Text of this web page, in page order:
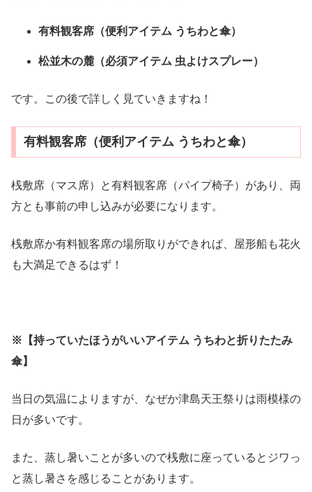
有料観客席（便利アイテム うちわと傘）
松並木の麓（必須アイテム 虫よけスプレー）
です。この後で詳しく見ていきますね！
有料観客席（便利アイテム うちわと傘）
桟敷席（マス席）と有料観客席（パイプ椅子）があり、両
方とも事前の申し込みが必要になります。
桟敷席か有料観客席の場所取りができれば、屋形船も花火
も大満足できるはず！
※【持っていたほうがいいアイテム うちわと折りたたみ
傘】
当日の気温によりますが、なぜか津島天王祭りは雨模様の
日が多いです。
また、蒸し暑いことが多いので桟敷に座っているとジワっ
と蒸し暑さを感じることがあります。